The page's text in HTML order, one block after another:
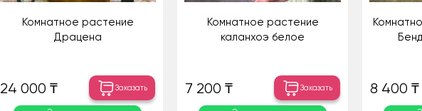
Комнатное растение
Драцена
24 000 ₸ Заказать
Комнатное растение
каланхоэ белое
7 200 ₸ Заказать 8 400 ₸